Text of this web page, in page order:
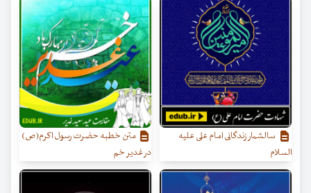
سالشمار زندگانی امام علی علیه
السلام
متن خطبه حضرت رسول اکرم(ص)
در غدیر خم